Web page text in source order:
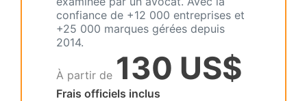
confiance de +12 000 entreprises et
+25 000 marques gérées depuis
2014.
À partir de 130 US$
Frais officiels inclus